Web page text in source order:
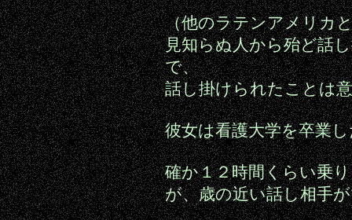
（他のラテンアメリカ
見知らぬ人から殆ど話
で、
話し掛けられたことは
彼女は看護大学を卒業
確か１２時間くらい乗
が、歳の近い話し相手